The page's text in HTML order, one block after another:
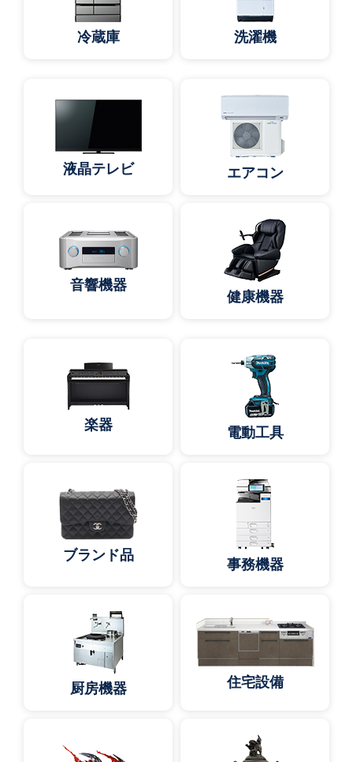
冷蔵庫 洗濯機
液晶テレビ エアコン
音響機器
健康機器
楽器 電動工具
ブランド品
事務機器
厨房機器 住宅設備